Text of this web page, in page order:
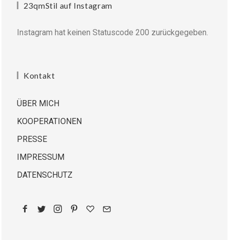
23qmStil auf Instagram
Instagram hat keinen Statuscode 200 zurückgegeben.
Kontakt
ÜBER MICH
KOOPERATIONEN
PRESSE
IMPRESSUM
DATENSCHUTZ